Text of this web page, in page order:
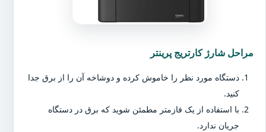
مراحل شارژ کارتریج پرینتر
دستگاه مورد نظر را خاموش کرده و دوشاخه آن را از برق جدا
کنید.
با استفاده از یک فازمتر مطمئن شوید که برق در دستگاه
جریان ندارد.